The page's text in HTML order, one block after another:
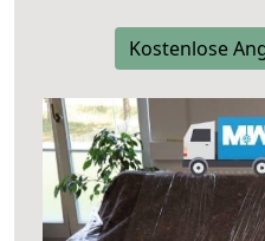
Kostenlose